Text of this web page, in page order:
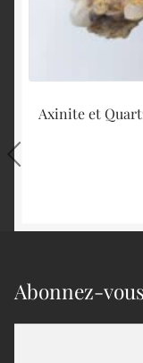
Axinite et
Abonnez-